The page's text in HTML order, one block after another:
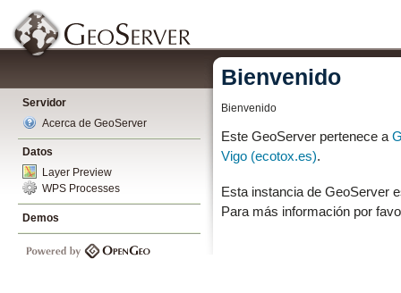
Servidor
Acerca de GeoServer
Datos
Layer Preview
WPS Processes
Demos
Bienvenido
Bienvenido
Este GeoServer pertenece a
Vigo (ecotox.es).
Esta instancia de GeoServer
Para más información por